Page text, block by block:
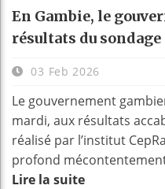
En Gambie, le
résultats du sondage
03 Feb 2026
Le gouvernement
mardi, aux résultats
réalisé par l’institut
profond
Lire la suite